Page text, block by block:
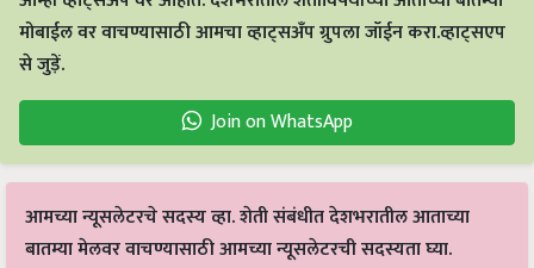
मोबाईल वर वाचण्यासाठी आमचा व्हाट्सअँप ग्रुपला जॉईन करा.व्हाट्सएप
से जुड़ें.
Join on WhatsApp
आमच्या न्यूसलेटरचे सदस्य व्हा. शेती संबंधीत देशभरातील आताच्या
बातम्या मेलवर वाचण्यासाठी आमच्या न्यूसलेटरची सदस्यता घ्या.